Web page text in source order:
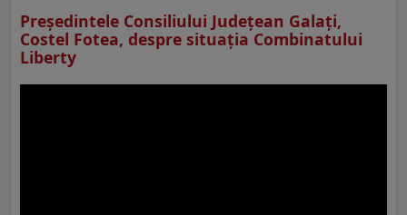
Preşedintele Consiliului Judeţean Galaţi,
Costel Fotea, despre situaţia Combinatului
Liberty